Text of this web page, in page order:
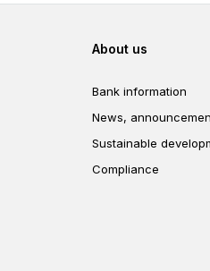
Footer
About us
Bank information
News,
Sustainable
Compliance